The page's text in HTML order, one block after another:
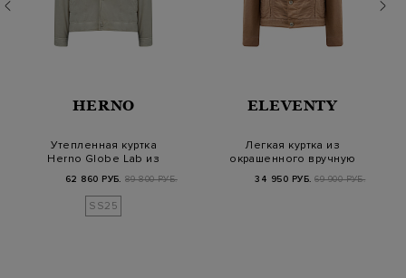
HERNO
Утепленная куртка
Herno Globe Lab из
62 860 РУБ. 89 800 РУБ.
SS25
ELEVENTY
Легкая куртка из
окрашенного вручную
34 950 РУБ. 69 900 РУБ.